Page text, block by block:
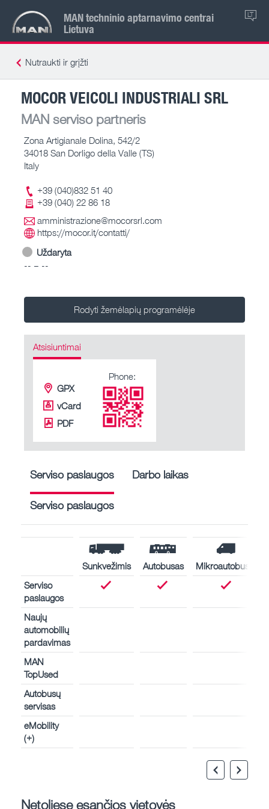
MAN techninio aptarnavimo centrai
Lietuva
LT
Nutraukti ir grįžti
MOCOR VEICOLI INDUSTRIALI SRL
MAN serviso partneris
Zona Artigianale Dolina, 542/2
34018 San Dorligo della Valle (TS)
Italy
+39 (040)832 51 40
+39 (040) 22 86 18
amministrazione@mocorsrl.com
https://mocor.it/contatti/
Uždaryta
-- – --
Rodyti žemėlapių programėlėje
Atsisiuntimai
GPX
vCard
PDF
Phone:
Serviso paslaugos Darbo laikas
Serviso paslaugos
Sunkvežimis Autobusas
Mikroautobusas
Serviso
paslaugos
Naujų
automobilių
pardavimas
MAN
TopUsed
Autobusų
servisas
eMobility
(+)
Netoliese esančios vietovės